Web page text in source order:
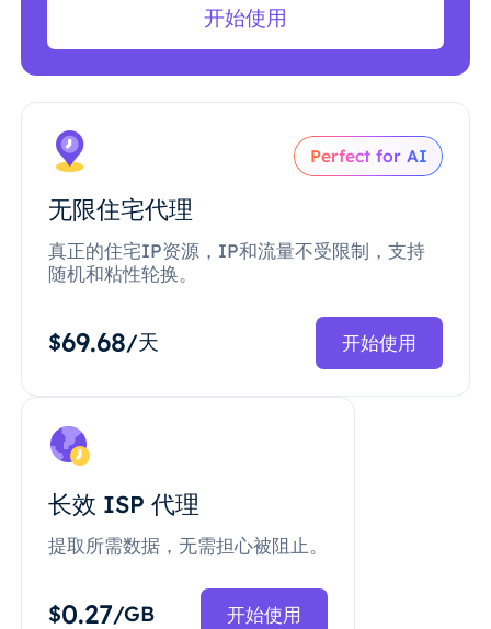
开始使用
Perfect for AI
无限住宅代理
真正的住宅IP资源，IP和流量不受限制，支持
随机和粘性轮换。
$69.68/天 开始使用
长效 ISP 代理
提取所需数据，无需担心被阻止。
$0.27/GB 开始使用